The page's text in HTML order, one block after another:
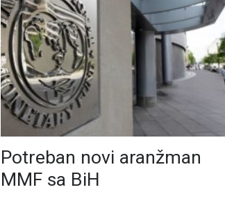
Potreban novi aranžman
MMF sa BiH